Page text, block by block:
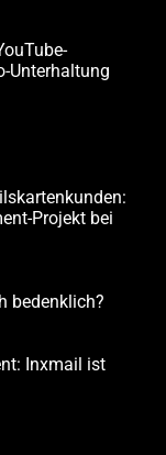
Unterhaltung
Projekt bei
bedenklich?
Inxmail ist